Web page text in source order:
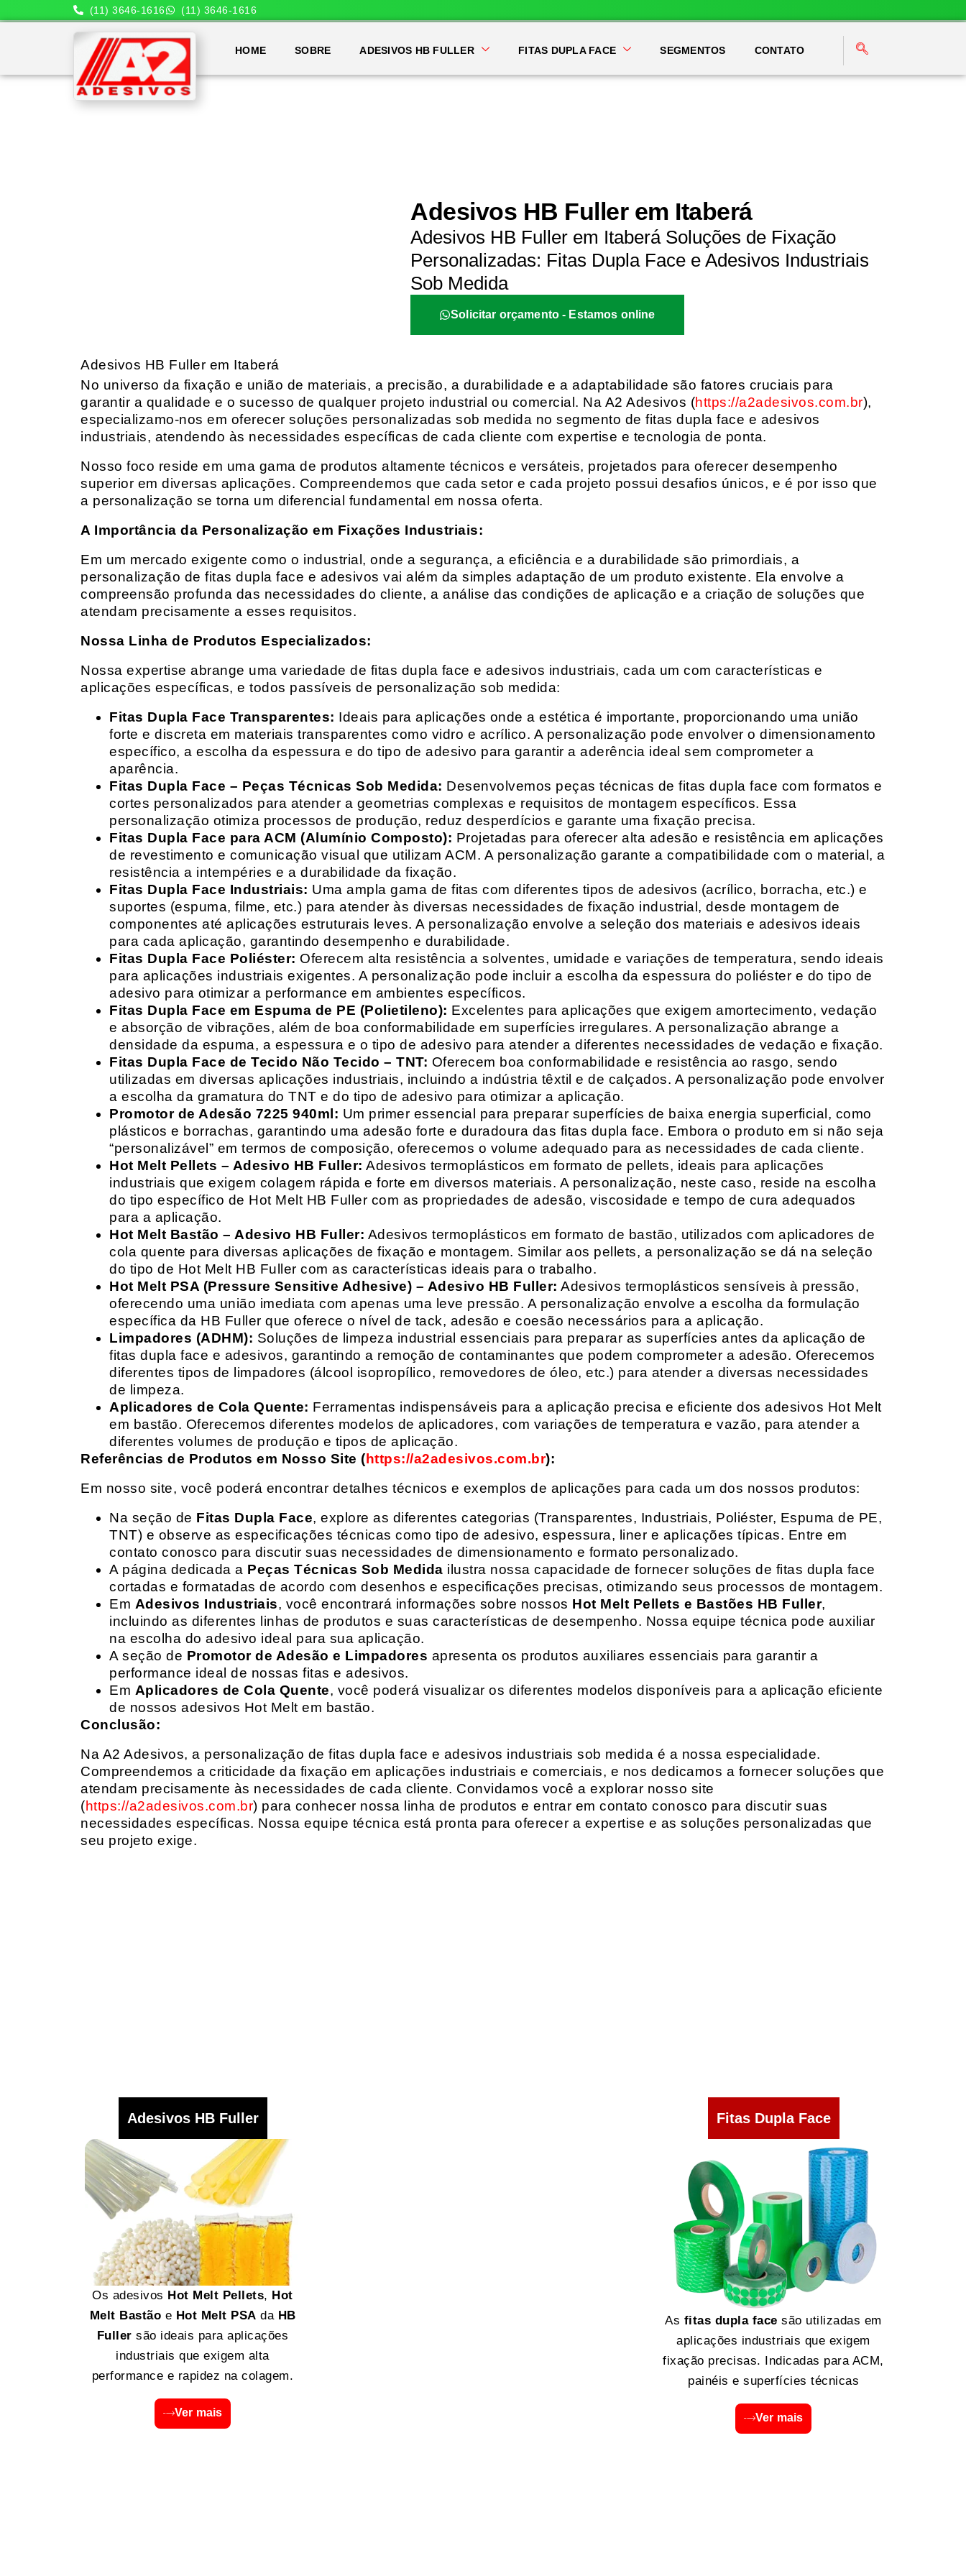
(11) 3646-1616 (11) 3646-1616
HOME SOBRE ADESIVOS HB FULLER FITAS DUPLA FACE SEGMENTOS CONTATO
Adesivos HB Fuller em Itaberá
Adesivos HB Fuller em Itaberá Soluções de Fixação
Personalizadas: Fitas Dupla Face e Adesivos Industriais
Sob Medida
Solicitar orçamento - Estamos online
Adesivos HB Fuller em Itaberá
No universo da fixação e união de materiais, a precisão, a durabilidade e a adaptabilidade são fatores cruciais para
garantir a qualidade e o sucesso de qualquer projeto industrial ou comercial. Na A2 Adesivos (https://a2adesivos.com.br),
especializamo-nos em oferecer soluções personalizadas sob medida no segmento de fitas dupla face e adesivos
industriais, atendendo às necessidades específicas de cada cliente com expertise e tecnologia de ponta.
Nosso foco reside em uma gama de produtos altamente técnicos e versáteis, projetados para oferecer desempenho
superior em diversas aplicações. Compreendemos que cada setor e cada projeto possui desafios únicos, e é por isso que
a personalização se torna um diferencial fundamental em nossa oferta.
A Importância da Personalização em Fixações Industriais:
Em um mercado exigente como o industrial, onde a segurança, a eficiência e a durabilidade são primordiais, a
personalização de fitas dupla face e adesivos vai além da simples adaptação de um produto existente. Ela envolve a
compreensão profunda das necessidades do cliente, a análise das condições de aplicação e a criação de soluções que
atendam precisamente a esses requisitos.
Nossa Linha de Produtos Especializados:
Nossa expertise abrange uma variedade de fitas dupla face e adesivos industriais, cada um com características e
aplicações específicas, e todos passíveis de personalização sob medida:
Fitas Dupla Face Transparentes: Ideais para aplicações onde a estética é importante, proporcionando uma união
forte e discreta em materiais transparentes como vidro e acrílico. A personalização pode envolver o dimensionamento
específico, a escolha da espessura e do tipo de adesivo para garantir a aderência ideal sem comprometer a
aparência.
Fitas Dupla Face – Peças Técnicas Sob Medida: Desenvolvemos peças técnicas de fitas dupla face com formatos e
cortes personalizados para atender a geometrias complexas e requisitos de montagem específicos. Essa
personalização otimiza processos de produção, reduz desperdícios e garante uma fixação precisa.
Fitas Dupla Face para ACM (Alumínio Composto): Projetadas para oferecer alta adesão e resistência em aplicações
de revestimento e comunicação visual que utilizam ACM. A personalização garante a compatibilidade com o material, a
resistência a intempéries e a durabilidade da fixação.
Fitas Dupla Face Industriais: Uma ampla gama de fitas com diferentes tipos de adesivos (acrílico, borracha, etc.) e
suportes (espuma, filme, etc.) para atender às diversas necessidades de fixação industrial, desde montagem de
componentes até aplicações estruturais leves. A personalização envolve a seleção dos materiais e adesivos ideais
para cada aplicação, garantindo desempenho e durabilidade.
Fitas Dupla Face Poliéster: Oferecem alta resistência a solventes, umidade e variações de temperatura, sendo ideais
para aplicações industriais exigentes. A personalização pode incluir a escolha da espessura do poliéster e do tipo de
adesivo para otimizar a performance em ambientes específicos.
Fitas Dupla Face em Espuma de PE (Polietileno): Excelentes para aplicações que exigem amortecimento, vedação
e absorção de vibrações, além de boa conformabilidade em superfícies irregulares. A personalização abrange a
densidade da espuma, a espessura e o tipo de adesivo para atender a diferentes necessidades de vedação e fixação.
Fitas Dupla Face de Tecido Não Tecido – TNT: Oferecem boa conformabilidade e resistência ao rasgo, sendo
utilizadas em diversas aplicações industriais, incluindo a indústria têxtil e de calçados. A personalização pode envolver
a escolha da gramatura do TNT e do tipo de adesivo para otimizar a aplicação.
Promotor de Adesão 7225 940ml: Um primer essencial para preparar superfícies de baixa energia superficial, como
plásticos e borrachas, garantindo uma adesão forte e duradoura das fitas dupla face. Embora o produto em si não seja
“personalizável” em termos de composição, oferecemos o volume adequado para as necessidades de cada cliente.
Hot Melt Pellets – Adesivo HB Fuller: Adesivos termoplásticos em formato de pellets, ideais para aplicações
industriais que exigem colagem rápida e forte em diversos materiais. A personalização, neste caso, reside na escolha
do tipo específico de Hot Melt HB Fuller com as propriedades de adesão, viscosidade e tempo de cura adequados
para a aplicação.
Hot Melt Bastão – Adesivo HB Fuller: Adesivos termoplásticos em formato de bastão, utilizados com aplicadores de
cola quente para diversas aplicações de fixação e montagem. Similar aos pellets, a personalização se dá na seleção
do tipo de Hot Melt HB Fuller com as características ideais para o trabalho.
Hot Melt PSA (Pressure Sensitive Adhesive) – Adesivo HB Fuller: Adesivos termoplásticos sensíveis à pressão,
oferecendo uma união imediata com apenas uma leve pressão. A personalização envolve a escolha da formulação
específica da HB Fuller que oferece o nível de tack, adesão e coesão necessários para a aplicação.
Limpadores (ADHM): Soluções de limpeza industrial essenciais para preparar as superfícies antes da aplicação de
fitas dupla face e adesivos, garantindo a remoção de contaminantes que podem comprometer a adesão. Oferecemos
diferentes tipos de limpadores (álcool isopropílico, removedores de óleo, etc.) para atender a diversas necessidades
de limpeza.
Aplicadores de Cola Quente: Ferramentas indispensáveis para a aplicação precisa e eficiente dos adesivos Hot Melt
em bastão. Oferecemos diferentes modelos de aplicadores, com variações de temperatura e vazão, para atender a
diferentes volumes de produção e tipos de aplicação.
Referências de Produtos em Nosso Site (https://a2adesivos.com.br):
Em nosso site, você poderá encontrar detalhes técnicos e exemplos de aplicações para cada um dos nossos produtos:
Na seção de Fitas Dupla Face, explore as diferentes categorias (Transparentes, Industriais, Poliéster, Espuma de PE,
TNT) e observe as especificações técnicas como tipo de adesivo, espessura, liner e aplicações típicas. Entre em
contato conosco para discutir suas necessidades de dimensionamento e formato personalizado.
A página dedicada a Peças Técnicas Sob Medida ilustra nossa capacidade de fornecer soluções de fitas dupla face
cortadas e formatadas de acordo com desenhos e especificações precisas, otimizando seus processos de montagem.
Em Adesivos Industriais, você encontrará informações sobre nossos Hot Melt Pellets e Bastões HB Fuller,
incluindo as diferentes linhas de produtos e suas características de desempenho. Nossa equipe técnica pode auxiliar
na escolha do adesivo ideal para sua aplicação.
A seção de Promotor de Adesão e Limpadores apresenta os produtos auxiliares essenciais para garantir a
performance ideal de nossas fitas e adesivos.
Em Aplicadores de Cola Quente, você poderá visualizar os diferentes modelos disponíveis para a aplicação eficiente
de nossos adesivos Hot Melt em bastão.
Conclusão:
Na A2 Adesivos, a personalização de fitas dupla face e adesivos industriais sob medida é a nossa especialidade.
Compreendemos a criticidade da fixação em aplicações industriais e comerciais, e nos dedicamos a fornecer soluções que
atendam precisamente às necessidades de cada cliente. Convidamos você a explorar nosso site
(https://a2adesivos.com.br) para conhecer nossa linha de produtos e entrar em contato conosco para discutir suas
necessidades específicas. Nossa equipe técnica está pronta para oferecer a expertise e as soluções personalizadas que
seu projeto exige.
Adesivos HB Fuller
Os adesivos Hot Melt Pellets, Hot
Melt Bastão e Hot Melt PSA da HB
Fuller são ideais para aplicações
industriais que exigem alta
performance e rapidez na colagem.
Ver mais
Fitas Dupla Face
As fitas dupla face são utilizadas em
aplicações industriais que exigem
fixação precisas. Indicadas para ACM,
painéis e superfícies técnicas
Ver mais